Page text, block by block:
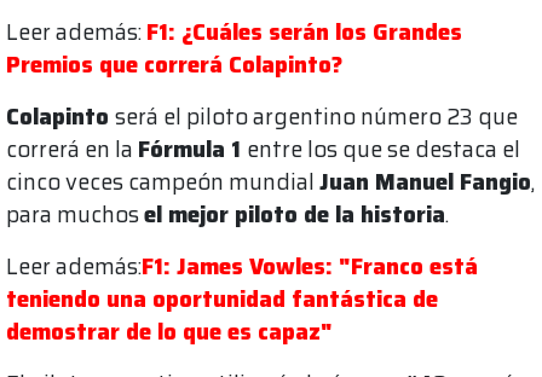
Leer además:F1: ¿Cuáles serán los Grandes
Premios que correrá Colapinto?
Colapinto será el piloto argentino número 23 que
correrá en la Fórmula 1 entre los que se destaca el
cinco veces campeón mundialJuan Manuel Fangio,
para muchosel mejor piloto de la historia.
Leer además:F1: James Vowles: "Franco está
teniendo una oportunidad fantástica de
demostrar de lo que es capaz"